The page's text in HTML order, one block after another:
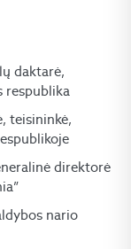
daktarė,
respublika
teisininkė,
direktorė
nario